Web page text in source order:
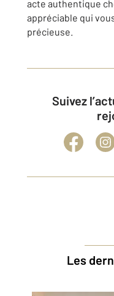
acte authentique
appréciable qui
précieuse.
Suivez l’actualité immobilière et
Les